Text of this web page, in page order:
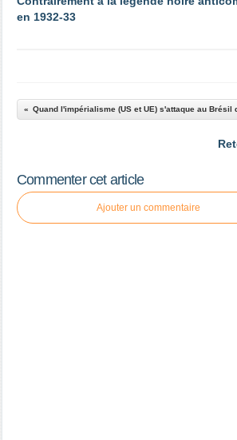
en 1932-33
Commenter cet article
Ajouter un commentaire